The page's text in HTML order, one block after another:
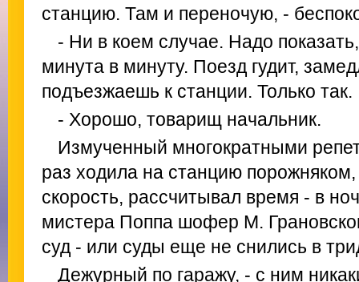
станцию. Там и переночую, -
- Ни в коем случае. Надо
минута в минуту. Поезд гудит,
подъезжаешь к станции. Только так.
- Хорошо, товарищ начальник.
Измученный многократными
раз ходила на станцию
скорость, рассчитывал время - в
мистера Поппа шофер М.
суд - или суды еще не снились в
Дежурный по гаражу, - с ним